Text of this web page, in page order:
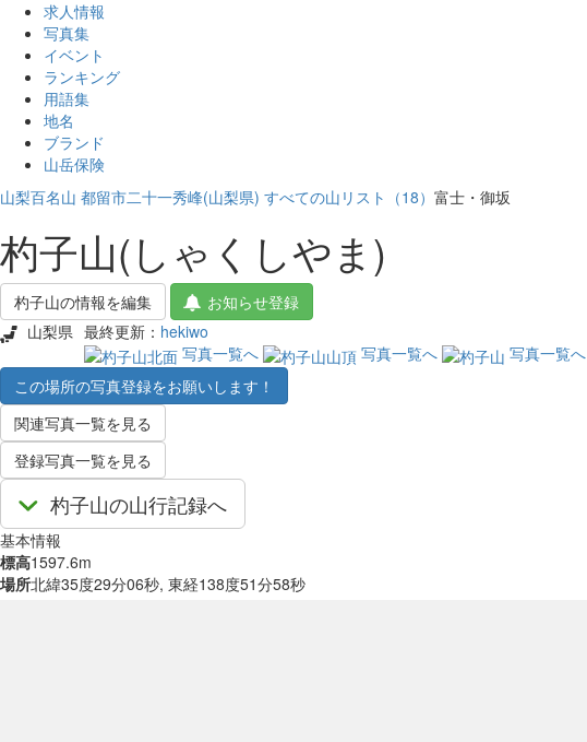
求人情報
写真集
イベント
ランキング
用語集
地名
ブランド
山岳保険
山梨百名山 都留市二十一秀峰(山梨県) すべての山リスト（18） 富士・御坂
杓子山(しゃくしやま)
杓子山の情報を編集
お知らせ登録
山梨県 最終更新： hekiwo
写真一覧へ
写真一覧へ 写真一覧へ
この場所の写真登録をお願いします！
関連写真一覧を見る
登録写真一覧を見る
杓子山の山行記録へ
基本情報
標高1597.6m
場所北緯35度29分06秒, 東経138度51分58秒